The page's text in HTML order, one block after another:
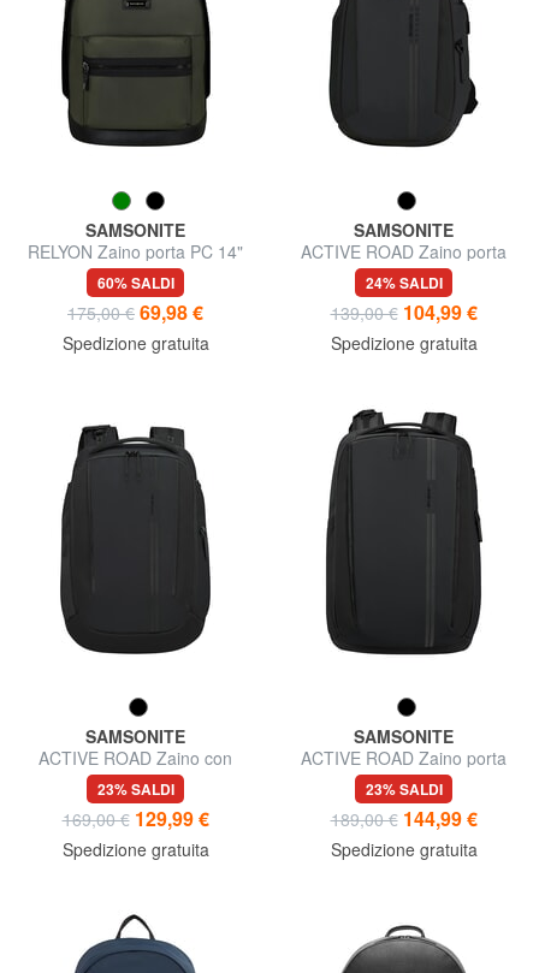
SAMSONITE
RELYON Zaino porta PC 14"
60% SALDI
175,00 € 69,98 €
Spedizione gratuita
SAMSONITE
ACTIVE ROAD Zaino porta
tablet 11"
24% SALDI
139,00 € 104,99 €
Spedizione gratuita
SAMSONITE
ACTIVE ROAD Zaino con
porta PC 15,6"
23% SALDI
169,00 € 129,99 €
Spedizione gratuita
SAMSONITE
ACTIVE ROAD Zaino porta
PC 15,6"
23% SALDI
189,00 € 144,99 €
Spedizione gratuita